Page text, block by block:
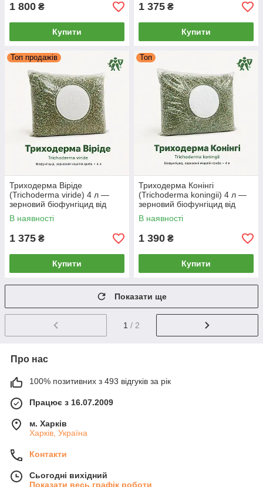
1 800 ₴
Купити
1 375 ₴
Купити
Топ продажів
Триходерма Віріде
(Trichoderma viride) 4 л —
зерновий біофунгіцид від
фузаріозу та гнилей, MYCO
GUARDIAN
В наявності
1 375 ₴
Купити
Топ
Триходерма Конінгі
(Trichoderma koningii) 4 л —
зерновий біофунгіцид від
ґрунтових хвороб і для
розвитку коренів, MYCO
В наявності
1 390 ₴
Купити
Показати ще
1 / 2
Про нас
100% позитивних з 493 відгуків за рік
Працює з 16.07.2009
м. Харків
Харків, Україна
Контакти
Сьогодні вихідний
Показати весь графік роботи